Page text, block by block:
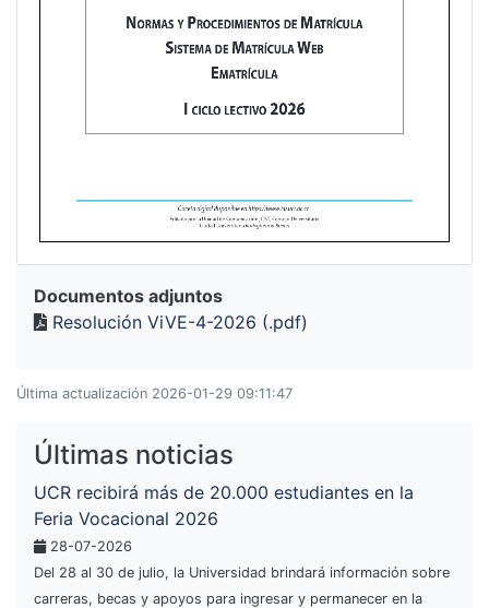
Documentos adjuntos
Resolución ViVE-4-2026 (.pdf)
Última actualización 2026-01-29 09:11:47
Últimas noticias
UCR recibirá más de 20.000 estudiantes en la
Feria Vocacional 2026
28-07-2026
Del 28 al 30 de julio, la Universidad brindará información sobre
carreras, becas y apoyos para ingresar y permanecer en la